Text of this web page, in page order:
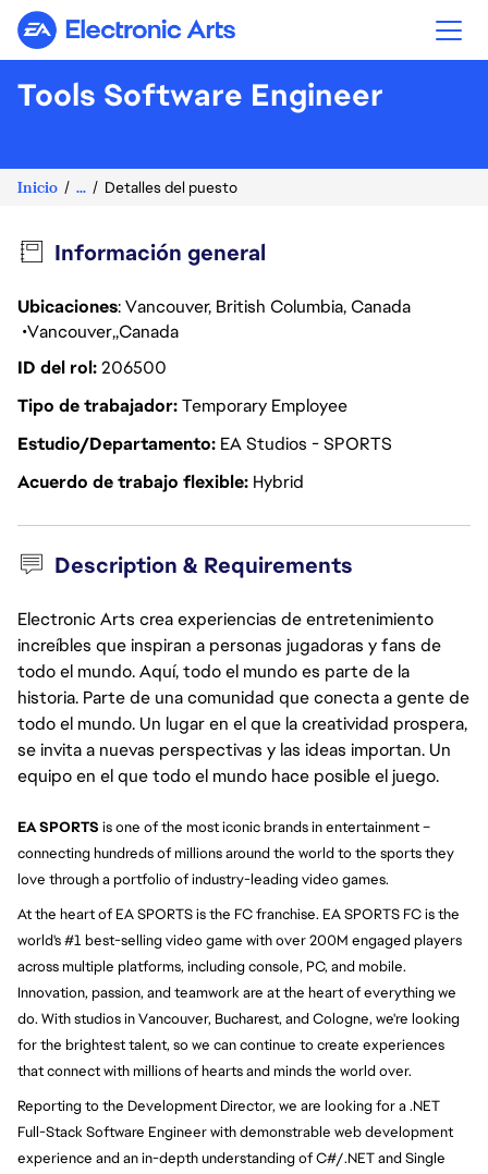
Electronic Arts
Tools Software Engineer
Inicio ... Detalles del puesto
Información general
Ubicaciones: Vancouver, British Columbia, Canada
Vancouver Canada
ID del rol206500
Tipo de trabajadorTemporary Employee
Estudio/Departamento EA Studios - SPORTS
Acuerdo de trabajo flexible Hybrid
Description & Requirements
Electronic Arts crea experiencias de entretenimiento
increíbles que inspiran a personas jugadoras y fans de
todo el mundo. Aquí, todo el mundo es parte de la
historia. Parte de una comunidad que conecta a gente de
todo el mundo. Un lugar en el que la creatividad prospera,
se invita a nuevas perspectivas y las ideas importan. Un
equipo en el que todo el mundo hace posible el juego.
EA SPORTS is one of the most iconic brands in entertainment –
connecting hundreds of millions around the world to the sports they
love through a portfolio of industry-leading video games.
At the heart of EA SPORTS is the FC franchise. EA SPORTS FC is the
world's #1 best-selling video game with over 200M engaged players
across multiple platforms, including console, PC, and mobile.
Innovation, passion, and teamwork are at the heart of everything we
do. With studios in Vancouver, Bucharest, and Cologne, we're looking
for the brightest talent, so we can continue to create experiences
that connect with millions of hearts and minds the world over.
Reporting to the Development Director, we are looking for a .NET
Full-Stack Software Engineer with demonstrable web development
experience and an in-depth understanding of C#/.NET and Single